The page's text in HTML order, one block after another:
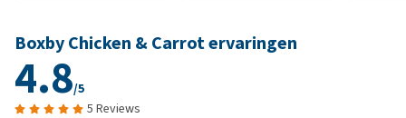
Boxby Chicken & Carrot ervaringen
4.8/5
5 Reviews